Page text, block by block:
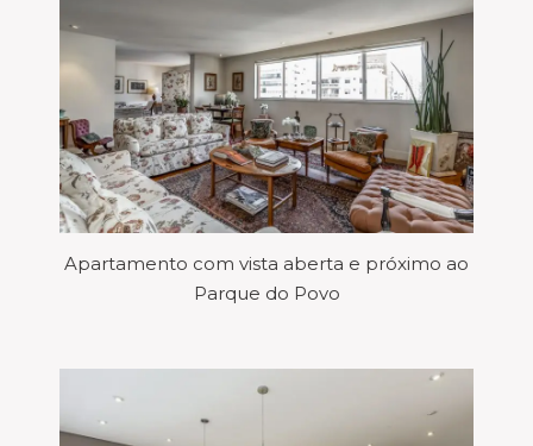
Apartamento com vista aberta e próximo ao
Parque do Povo